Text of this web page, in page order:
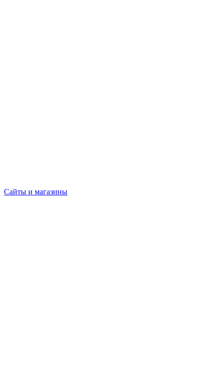
Сайты и магазины